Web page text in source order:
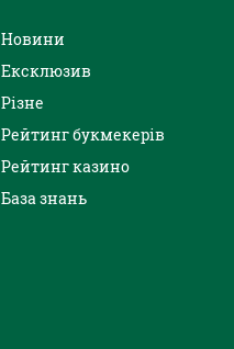
Новини
Ексклюзив
Різне
Рейтинг букмекерів
Рейтинг казино
База знань